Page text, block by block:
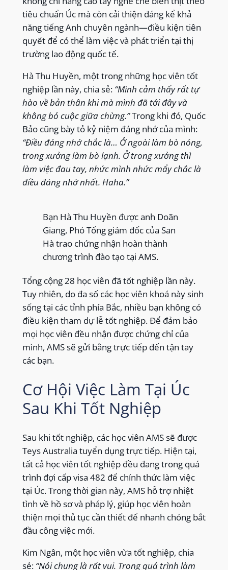
tiêu chuẩn Úc mà còn cải thiện đáng kể khả
năng tiếng Anh chuyên ngành—điều kiện tiên
quyết để có thể làm việc và phát triển tại thị
trường lao động quốc tế.
Hà Thu Huyền, một trong những học viên tốt
nghiệp lần này, chia sẻ: “Mình cảm thấy rất tự
hào về bản thân khi mà mình đã tới đây và
không bỏ cuộc giữa chừng.”Trong khi đó, Quốc
Bảo cũng bày tỏ kỷ niệm đáng nhớ của mình:
“Điều đáng nhớ chắc là… Ở ngoài làm bò nóng,
trong xưởng làm bò lạnh. Ở trong xưởng thì
làm việc đau tay, nhức mình nhức mẩy chắc là
điều đáng nhớ nhất. Haha.”
Bạn Hà Thu Huyền được anh Doãn
Giang, Phó Tổng giám đốc của San
Hà trao chứng nhận hoàn thành
chương trình đào tạo tại AMS.
Tổng cộng 28 học viên đã tốt nghiệp lần này.
Tuy nhiên, do đa số các học viên khoá này sinh
sống tại các tỉnh phía Bắc, nhiều bạn không có
điều kiện tham dự lễ tốt nghiệp. Để đảm bảo
mọi học viên đều nhận được chứng chỉ của
mình, AMS sẽ gửi bằng trực tiếp đến tận tay
các bạn.
Cơ Hội Việc Làm Tại Úc
Sau Khi Tốt Nghiệp
Sau khi tốt nghiệp, các học viên AMS sẽ được
Teys Australia tuyển dụng trực tiếp. Hiện tại,
tất cả học viên tốt nghiệp đều đang trong quá
trình đợi cấp visa 482 để chính thức làm việc
tại Úc. Trong thời gian này, AMS hỗ trợ nhiệt
tình về hồ sơ và pháp lý, giúp học viên hoàn
thiện mọi thủ tục cần thiết để nhanh chóng bắt
đầu công việc mới.
Kim Ngân, một học viên vừa tốt nghiệp, chia
sẻ: “Nói chung là rất vui. Trong quá trình làm